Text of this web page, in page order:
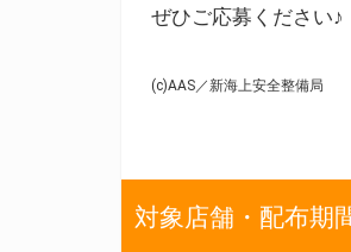
ぜひご応募ください♪
(c)AAS／新海上安全整備局
対象店舗・配布期